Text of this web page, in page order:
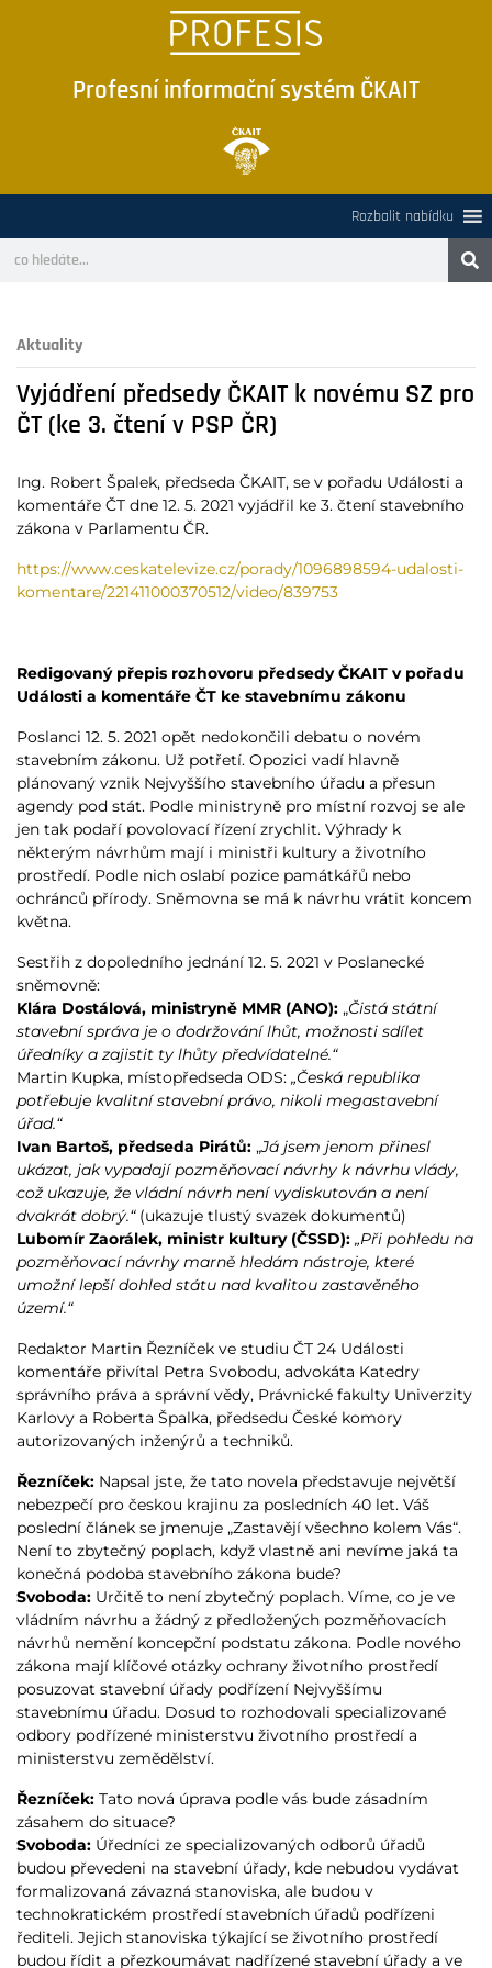
Profesní informační systém ČKAIT
Rozbalit nabídku
Aktuality
Vyjádření předsedy ČKAIT k novému SZ pro
ČT (ke 3. čtení v PSP ČR)
Ing. Robert Špalek, předseda ČKAIT, se v pořadu Události a
komentáře ČT dne 12. 5. 2021 vyjádřil ke 3. čtení stavebního
zákona v Parlamentu ČR.
https://www.ceskatelevize.cz/porady/1096898594-udalosti-
komentare/221411000370512/video/839753
Redigovaný přepis rozhovoru předsedy ČKAIT v pořadu
Události a komentáře ČT ke stavebnímu zákonu
Poslanci 12. 5. 2021 opět nedokončili debatu o novém
stavebním zákonu. Už potřetí. Opozici vadí hlavně
plánovaný vznik Nejvyššího stavebního úřadu a přesun
agendy pod stát. Podle ministryně pro místní rozvoj se ale
jen tak podaří povolovací řízení zrychlit. Výhrady k
některým návrhům mají i ministři kultury a životního
prostředí. Podle nich oslabí pozice památkářů nebo
ochránců přírody. Sněmovna se má k návrhu vrátit koncem
května.
Sestřih z dopoledního jednání 12. 5. 2021 v Poslanecké
sněmovně:
Klára Dostálová, ministryně MMR (ANO): „Čistá státní
stavební správa je o dodržování lhůt, možnosti sdílet
úředníky a zajistit ty lhůty předvídatelné.“
Martin Kupka, místopředseda ODS: „Česká republika
potřebuje kvalitní stavební právo, nikoli megastavební
úřad.“
Ivan Bartoš, předseda Pirátů: „Já jsem jenom přinesl
ukázat, jak vypadají pozměňovací návrhy k návrhu vlády,
což ukazuje, že vládní návrh není vydiskutován a není
dvakrát dobrý.“(ukazuje tlustý svazek dokumentů)
Lubomír Zaorálek, ministr kultury (ČSSD): „Při pohledu na
pozměňovací návrhy marně hledám nástroje, které
umožní lepší dohled státu nad kvalitou zastavěného
území.“
Redaktor Martin Řezníček ve studiu ČT 24 Události
komentáře přivítal Petra Svobodu, advokáta Katedry
správního práva a správní vědy, Právnické fakulty Univerzity
Karlovy a Roberta Špalka, předsedu České komory
autorizovaných inženýrů a techniků.
Řezníček: Napsal jste, že tato novela představuje největší
nebezpečí pro českou krajinu za posledních 40 let. Váš
poslední článek se jmenuje „Zastavějí všechno kolem Vás“.
Není to zbytečný poplach, když vlastně ani nevíme jaká ta
konečná podoba stavebního zákona bude?
Svoboda: Určitě to není zbytečný poplach. Víme, co je ve
vládním návrhu a žádný z předložených pozměňovacích
návrhů nemění koncepční podstatu zákona. Podle nového
zákona mají klíčové otázky ochrany životního prostředí
posuzovat stavební úřady podřízení Nejvyššímu
stavebnímu úřadu. Dosud to rozhodovali specializované
odbory podřízené ministerstvu životního prostředí a
ministerstvu zemědělství.
Řezníček: Tato nová úprava podle vás bude zásadním
zásahem do situace?
Svoboda: Úředníci ze specializovaných odborů úřadů
budou převedeni na stavební úřady, kde nebudou vydávat
formalizovaná závazná stanoviska, ale budou v
technokratickém prostředí stavebních úřadů podřízeni
řediteli. Jejich stanoviska týkající se životního prostředí
budou řídit a přezkoumávat nadřízené stavební úřady a ve